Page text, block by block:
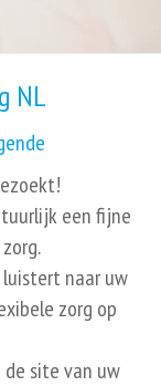
NL
een fijne
luistert naar uw
zorg op
de site van uw